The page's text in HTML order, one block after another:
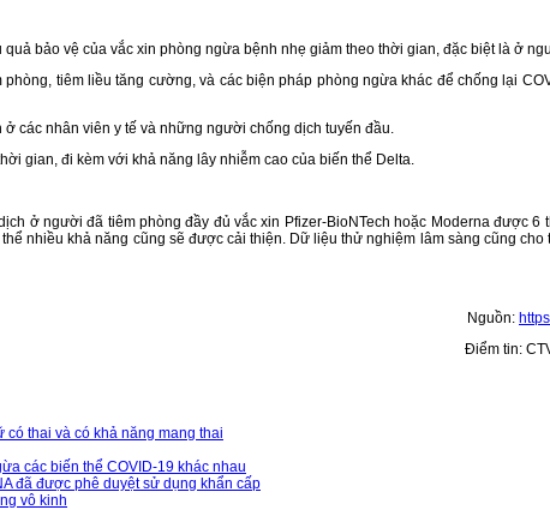
bảo vệ của vắc xin phòng ngừa bệnh nhẹ giảm theo thời gian, đặc biệt là ở
tiêm liều tăng cường, và các biện pháp phòng ngừa khác để chống lại
các nhân viên y tế và những người chống dịch tuyến đầu.
gian, đi kèm với khả năng lây nhiễm cao của biến thể Delta.
ở người đã tiêm phòng đầy đủ vắc xin Pfizer-BioNTech hoặc Moderna được
nhiều khả năng cũng sẽ được cải thiện. Dữ liệu thử nghiệm lâm sàng cũng
Nguồn:
Điểm tin:
thai và có khả năng mang thai
các biến thể COVID-19 khác nhau
đã được phê duyệt sử dụng khẩn cấp
vô kinh